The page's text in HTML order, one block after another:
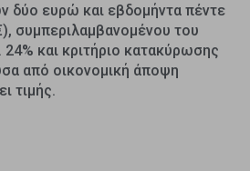
δύο ευρώ και εβδομήντα πέντε
συμπεριλαμβανομένου του
και κριτήριο κατακύρωσης
από οικονομική άποψη
τιμής.